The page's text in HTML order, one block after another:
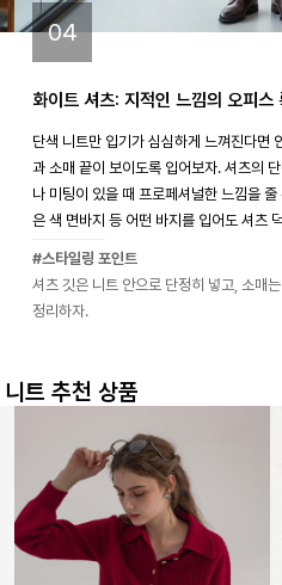
04
화이트 셔츠: 지적인 느낌의 오피스
단색 니트만 입기가 심심하게 느껴진다면
과 소매 끝이 보이도록 입어보자. 셔츠의
나 미팅이 있을 때 프로페셔널한 느낌을
은 색 면바지 등 어떤 바지를 입어도 셔츠
#스타일링 포인트
셔츠 깃은 니트 안으로 단정히 넣고, 소매
정리하자.
트 추천 상품